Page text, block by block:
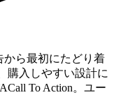
から最初にたどり着
購入しやすい設計に
Call To Action。ユー